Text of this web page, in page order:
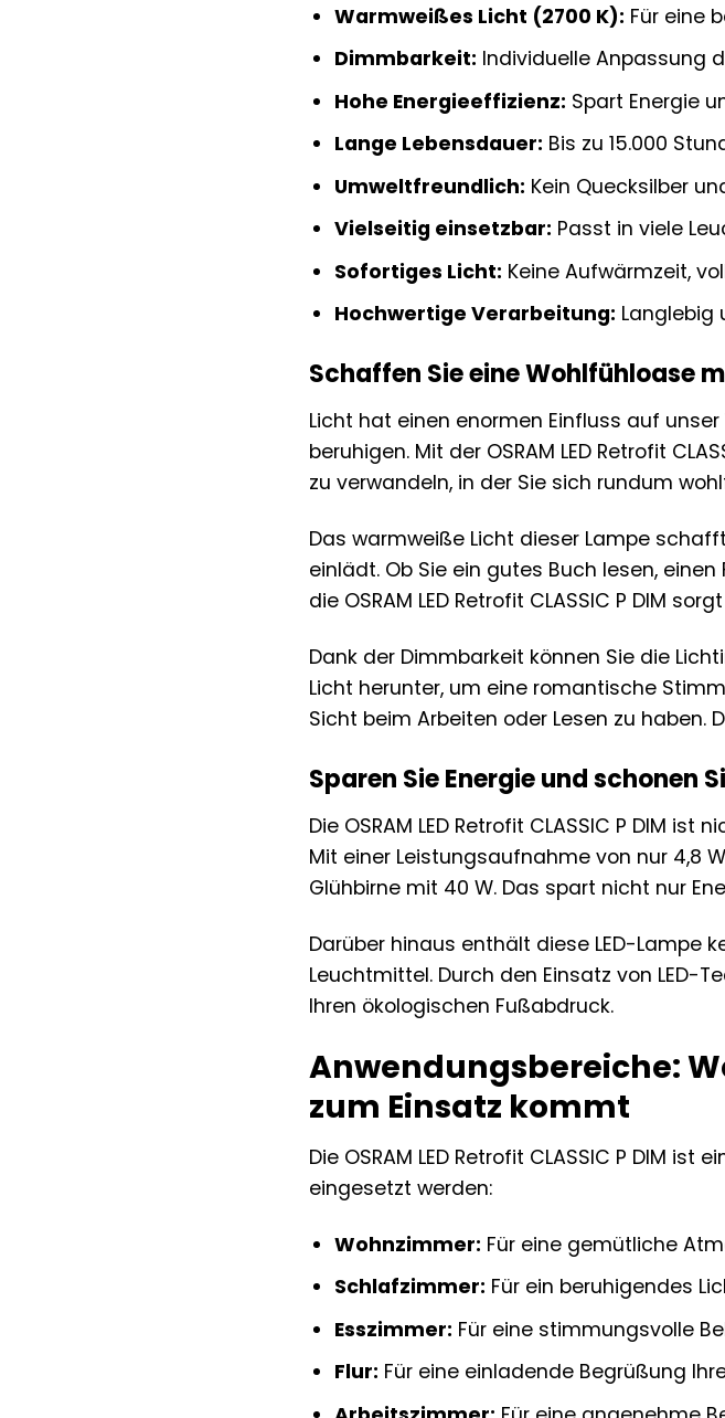
Warmweißes Licht (2700 K): Für eine
Dimmbarkeit: Individuelle Anpassung
Hohe Energieeffizienz: Spart Energie
Lange Lebensdauer: Bis zu 15.000
Umweltfreundlich: Kein Quecksilber
Vielseitig einsetzbar: Passt in viele
Sofortiges Licht: Keine Aufwärmzeit,
Hochwertige Verarbeitung: Langlebig
Schaffen Sie eine Wohlfühloase
Licht hat einen enormen Einfluss auf
beruhigen. Mit der OSRAM LED Retrofit
zu verwandeln, in der Sie sich rundum
Das warmweiße Licht dieser Lampe
einlädt. Ob Sie ein gutes Buch lesen,
die OSRAM LED Retrofit CLASSIC P DIM
Dank der Dimmbarkeit können Sie die
Licht herunter, um eine romantische
Sicht beim Arbeiten oder Lesen zu haben.
Sparen Sie Energie und schonen
Die OSRAM LED Retrofit CLASSIC P DIM
Mit einer Leistungsaufnahme von nur 4,8
Glühbirne mit 40 W. Das spart nicht nur
Darüber hinaus enthält diese LED-Lampe
Leuchtmittel. Durch den Einsatz von LED-
Ihren ökologischen Fußabdruck.
Anwendungsbereiche: Wo
zum Einsatz kommt
Die OSRAM LED Retrofit CLASSIC P DIM
eingesetzt werden:
Wohnzimmer: Für eine gemütliche
Schlafzimmer: Für ein beruhigendes
Esszimmer: Für eine stimmungsvolle
Flur: Für eine einladende Begrüßung